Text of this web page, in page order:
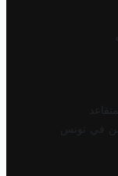
في تونس